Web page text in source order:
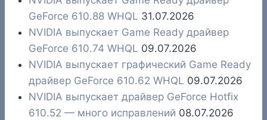
GeForce 610.88 WHQL 31.07.2026
NVIDIA выпускает Game Ready драйвер
GeForce 610.74 WHQL 09.07.2026
NVIDIA выпускает графический Game Ready
драйвер GeForce 610.62 WHQL 09.07.2026
NVIDIA выпускает драйвер GeForce Hotfix
610.52 — много исправлений 08.07.2026